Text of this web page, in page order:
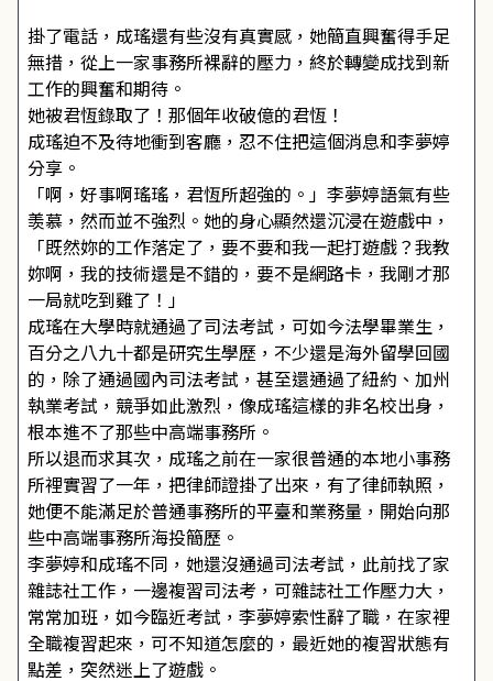
掛了電話，成瑤還有些沒有真實感，她簡直興奮得手足
無措，從上一家事務所裸辭的壓力，終於轉變成找到新
工作的興奮和期待。
她被君恆錄取了！那個年收破億的君恆！
成瑤迫不及待地衝到客廳，忍不住把這個消息和李夢婷
分享。
「啊，好事啊瑤瑤，君恆所超強的。」李夢婷語氣有些
羡慕，然而並不強烈。她的身心顯然還沉浸在遊戲中，
「既然妳的工作落定了，要不要和我一起打遊戲？我教
妳啊，我的技術還是不錯的，要不是網路卡，我剛才那
一局就吃到雞了！」
成瑤在大學時就通過了司法考試，可如今法學畢業生，
百分之八九十都是研究生學歷，不少還是海外留學回國
的，除了通過國內司法考試，甚至還通過了紐約、加州
執業考試，競爭如此激烈，像成瑤這樣的非名校出身，
根本進不了那些中高端事務所。
所以退而求其次，成瑤之前在一家很普通的本地小事務
所裡實習了一年，把律師證掛了出來，有了律師執照，
她便不能滿足於普通事務所的平臺和業務量，開始向那
些中高端事務所海投簡歷。
李夢婷和成瑤不同，她還沒通過司法考試，此前找了家
雜誌社工作，一邊複習司法考，可雜誌社工作壓力大，
常常加班，如今臨近考試，李夢婷索性辭了職，在家裡
全職複習起來，可不知道怎麼的，最近她的複習狀態有
點差，突然迷上了遊戲。